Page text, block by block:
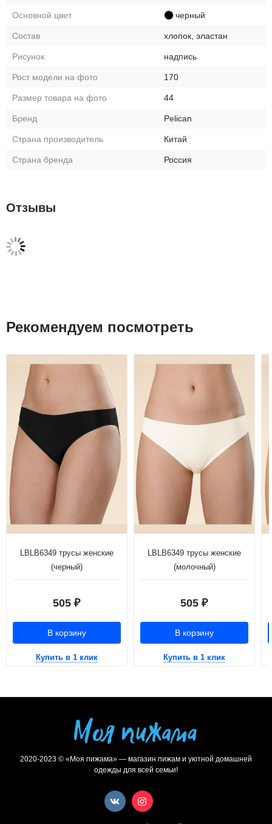
Основной цвет черный
Состав хлопок, эластан
Рисунок надпись
Рост модели на фото 170
Размер товара на фото 44
Бренд Pelican
Страна производитель Китай
Страна бренда Россия
Отзывы
Рекомендуем посмотреть
LBLB6349 трусы женские
(черный)
505 ₽
В корзину
Купить в 1 клик
LBLB6349 трусы женские
(молочный)
505 ₽
В корзину
Купить в 1 клик
2020-2023 © «Моя пижама» — магазин пижам и уютной домашней
одежды для всей семьи!